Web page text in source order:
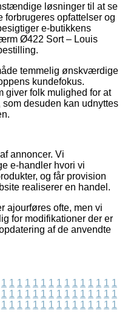
løsninger til at se
opfattelser og
e-butikkens
Ø422 Sort – Louis
temmelig ønskværdige
kundefokus.
giver folk mulighed for at
desuden kan udnyttes
annoncer. Vi
e-handler hvori vi
og får provision
realiserer en handel.
ajourføres ofte, men vi
for modifikationer der er
af de anvendte
1 1 1 1 1 1 1 1 1 1 1 1 1 1 1
1 1 1 1 1 1 1 1 1 1 1 1 1 1 1
1 1 1 1 1 1 1 1 1 1 1 1 1 1 1